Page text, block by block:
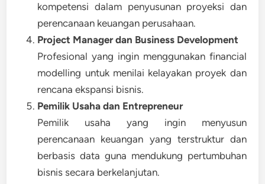
kompetensi dalam penyusunan proyeksi dan
perencanaan keuangan perusahaan.
Project Manager dan Business Development
Profesional yang ingin menggunakan financial
modelling untuk menilai kelayakan proyek dan
rencana ekspansi bisnis.
Pemilik Usaha dan Entrepreneur
Pemilik usaha yang ingin menyusun
perencanaan keuangan yang terstruktur dan
berbasis data guna mendukung pertumbuhan
bisnis secara berkelanjutan.